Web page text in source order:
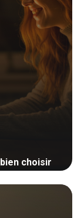
choisir